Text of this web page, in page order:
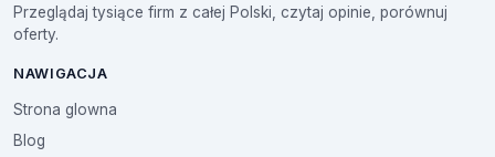
Przeglądaj tysiące firm z całej Polski, czytaj opinie, porównuj
oferty.
NAWIGACJA
Strona glowna
Blog